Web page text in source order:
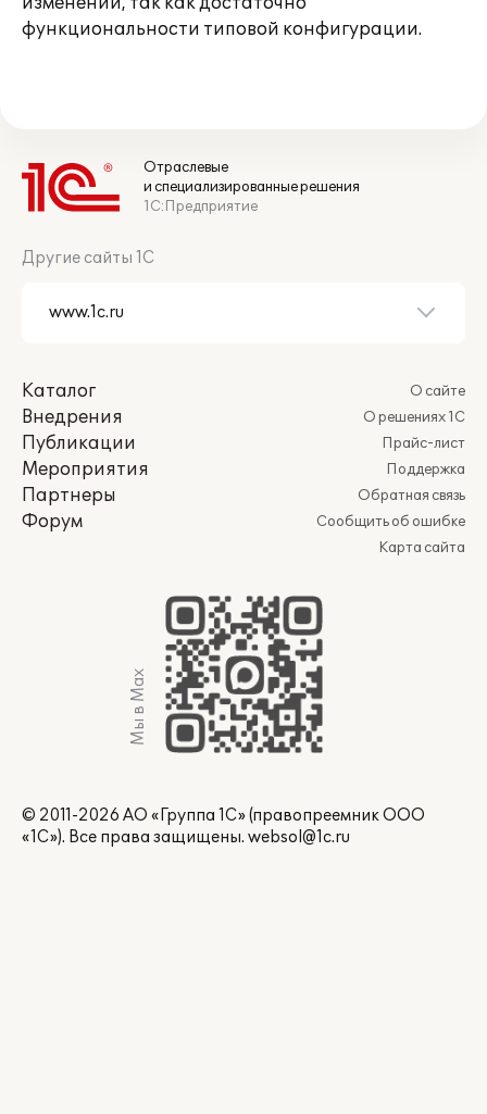
функциональности типовой конфигурации.
Отраслевые
и специализированные решения
1С:Предприятие
Другие сайты 1С
Каталог
Внедрения
Публикации
Мероприятия
Партнеры
Форум
О сайте
О решениях 1С
Прайс-лист
Поддержка
Обратная связь
Сообщить об ошибке
Карта сайта
Мы в Max
© 2011-2026 АО «Группа 1С» (правопреемник ООО
«1С»). Все права защищены. websol@1c.ru